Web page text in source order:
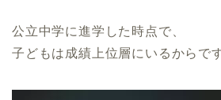
公立中学に進学した時点で、
子どもは成績上位層にいるからです